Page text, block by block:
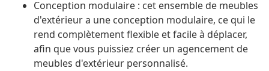
Conception modulaire : cet ensemble de meubles
d'extérieur a une conception modulaire, ce qui le
rend complètement flexible et facile à déplacer,
afin que vous puissiez créer un agencement de
meubles d'extérieur personnalisé.